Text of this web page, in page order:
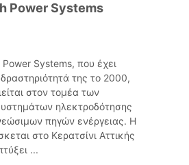
Power Systems
Systems, που έχει
δραστηριότητά της το 2000,
στον τομέα των
ηλεκτροδότησης
πηγών ενέργειας. Η
στο Κερατσίνι Αττικής
...